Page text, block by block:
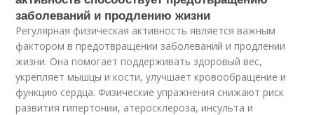
заболеваний и продлению жизни
Регулярная физическая активность является важным
фактором в предотвращении заболеваний и продлении
жизни. Она помогает поддерживать здоровый вес,
укрепляет мышцы и кости, улучшает кровообращение и
функцию сердца. Физические упражнения снижают риск
развития гипертонии, атеросклероза, инсульта и